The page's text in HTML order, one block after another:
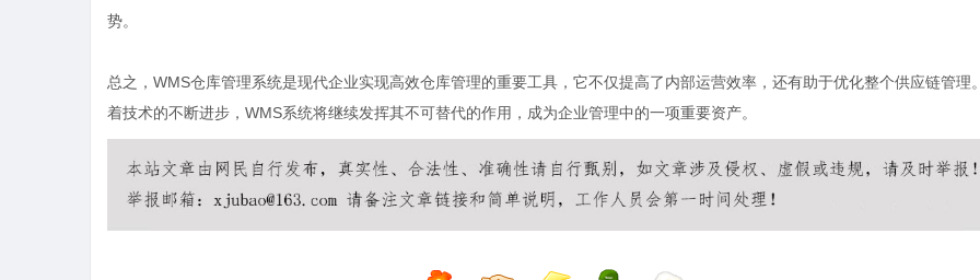
势。
总之，WMS仓库管理系统是现代企业实现高效仓库管理的重要工具，它不仅提高了内部运营效率，还有助于优化整个供应链管理
着技术的不断进步，WMS系统将继续发挥其不可替代的作用，成为企业管理中的一项重要资产。